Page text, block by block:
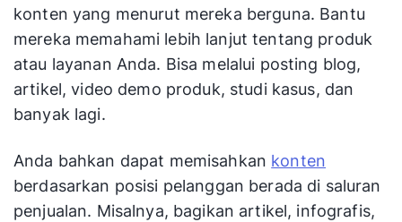
konten yang menurut mereka berguna. Bantu
mereka memahami lebih lanjut tentang produk
atau layanan Anda. Bisa melalui posting blog,
artikel, video demo produk, studi kasus, dan
banyak lagi.
Anda bahkan dapat memisahkan konten
berdasarkan posisi pelanggan berada di saluran
penjualan. Misalnya, bagikan artikel, infografis,